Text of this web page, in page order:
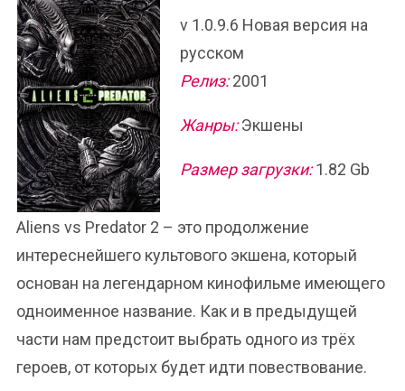
v 1.0.9.6 Новая версия на
русском
Релиз:2001
Жанры:Экшены
Размер загрузки:1.82 Gb
Aliens vs Predator 2 – это продолжение
интереснейшего культового экшена, который
основан на легендарном кинофильме имеющего
одноименное название. Как и в предыдущей
части нам предстоит выбрать одного из трёх
героев, от которых будет идти повествование.